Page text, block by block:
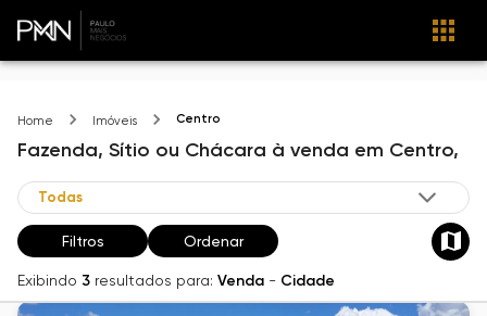
Home Imóveis Centro
Fazenda, Sítio ou Chácara à venda em Centro,
Filtros Ordenar
Exibindo 3 resultados para: Venda - Cidade